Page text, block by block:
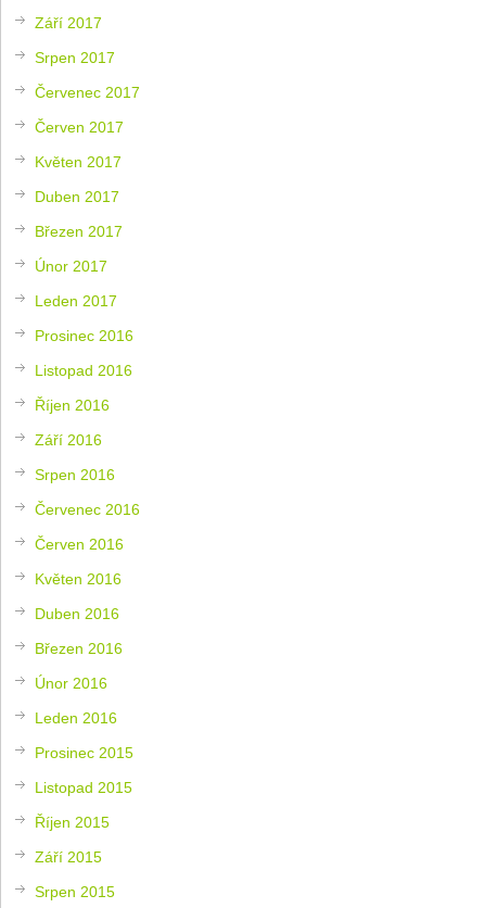
Září 2017
Srpen 2017
Červenec 2017
Červen 2017
Květen 2017
Duben 2017
Březen 2017
Únor 2017
Leden 2017
Prosinec 2016
Listopad 2016
Říjen 2016
Září 2016
Srpen 2016
Červenec 2016
Červen 2016
Květen 2016
Duben 2016
Březen 2016
Únor 2016
Leden 2016
Prosinec 2015
Listopad 2015
Říjen 2015
Září 2015
Srpen 2015